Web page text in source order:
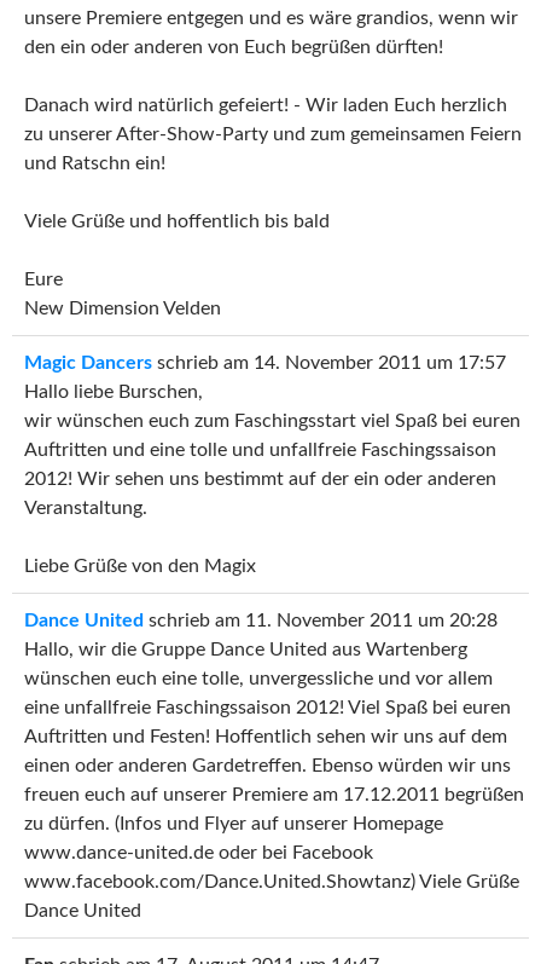
unsere Premiere entgegen und es wäre grandios, wenn wir
den ein oder anderen von Euch begrüßen dürften!
Danach wird natürlich gefeiert! - Wir laden Euch herzlich
zu unserer After-Show-Party und zum gemeinsamen Feiern
und Ratschn ein!
Viele Grüße und hoffentlich bis bald
Eure
New Dimension Velden
Magic Dancers schrieb am 14. November 2011 um 17:57
Hallo liebe Burschen,
wir wünschen euch zum Faschingsstart viel Spaß bei euren
Auftritten und eine tolle und unfallfreie Faschingssaison
2012! Wir sehen uns bestimmt auf der ein oder anderen
Veranstaltung.
Liebe Grüße von den Magix
Dance United schrieb am 11. November 2011 um 20:28
Hallo, wir die Gruppe Dance United aus Wartenberg
wünschen euch eine tolle, unvergessliche und vor allem
eine unfallfreie Faschingssaison 2012! Viel Spaß bei euren
Auftritten und Festen! Hoffentlich sehen wir uns auf dem
einen oder anderen Gardetreffen. Ebenso würden wir uns
freuen euch auf unserer Premiere am 17.12.2011 begrüßen
zu dürfen. (Infos und Flyer auf unserer Homepage
www.dance-united.de oder bei Facebook
www.facebook.com/Dance.United.Showtanz) Viele Grüße
Dance United